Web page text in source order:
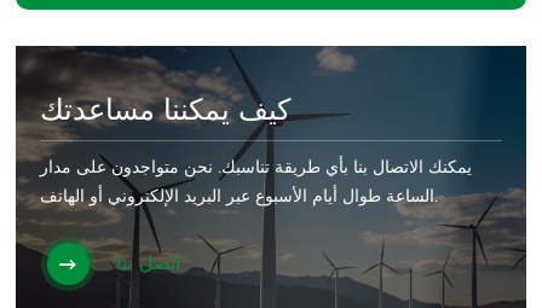
كيف يمكننا مساعدتك
يمكنك الاتصال بنا بأي طريقة تناسبك. نحن متواجدون على مدار
الساعة طوال أيام الأسبوع عبر البريد الإلكتروني أو الهاتف.
اتصل بنا